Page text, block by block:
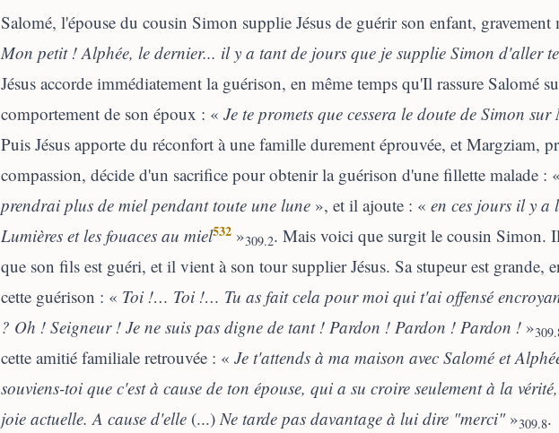
Salomé, l'épouse du cousin Simon supplie Jésus de guérir son enfant, gravement
Mon petit ! Alphée, le dernier... il y a tant de jours que je supplie Simon d'aller
Jésus accorde immédiatement la guérison, en même temps qu'Il rassure Salomé
comportement de son époux : « Je te promets que cessera le doute de Simon sur
Puis Jésus apporte du réconfort à une famille durement éprouvée, et Margziam,
compassion, décide d'un sacrifice pour obtenir la guérison d'une fillette malade : «
prendrai plus de miel pendant toute une lune », et il ajoute : « en ces jours il y a
Lumières et les fouaces au miel532 »309.2. Mais voici que surgit le cousin Simon.
que son fils est guéri, et il vient à son tour supplier Jésus. Sa stupeur est grande,
cette guérison : « Toi !… Toi !… Tu as fait cela pour moi qui t'ai offensé
? Oh ! Seigneur ! Je ne suis pas digne de tant ! Pardon ! Pardon ! Pardon ! »
cette amitié familiale retrouvée : « Je t'attends à ma maison avec Salomé et
souviens-toi que c'est à cause de ton épouse, qui a su croire seulement à la
joie actuelle. A cause d'elle (...)Ne tarde pas davantage à lui dire "merci" »309.8.